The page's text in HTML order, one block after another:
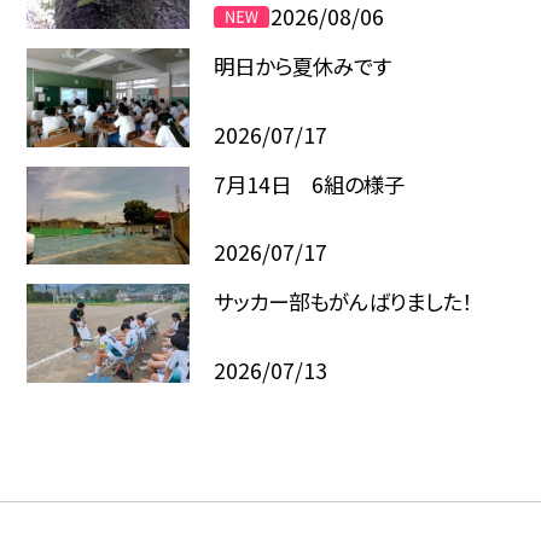
2026/08/06
明日から夏休みです
2026/07/17
7月14日 6組の様子
2026/07/17
サッカー部もがんばりました！
2026/07/13